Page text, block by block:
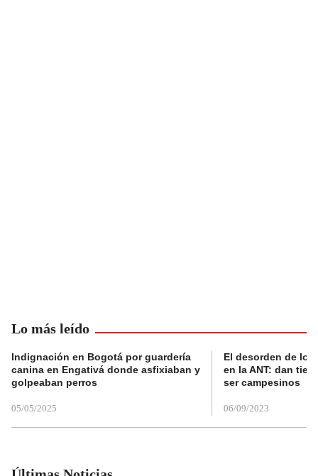
Lo más leído
Indignación en Bogotá por guardería
canina en Engativá donde asfixiaban y
golpeaban perros
05/05/2025
El desorden de
en la ANT: dan
ser campesinos
06/09/2023